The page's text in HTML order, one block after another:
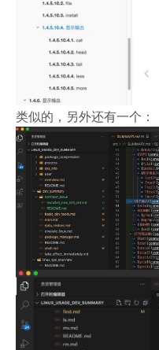
类似的，另外还有一个：